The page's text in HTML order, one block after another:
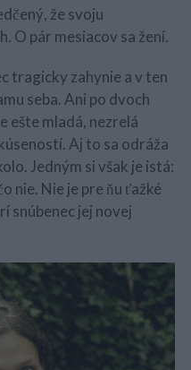
že svoju
O pár mesiacov sa žení.
tragicky zahynie a v ten
seba. Ani po dvoch
ešte mladá, nezrelá
Aj to sa odráža
Jedným si však je istá:
nie. Nie je pre ňu ťažké
snúbenec jej novej